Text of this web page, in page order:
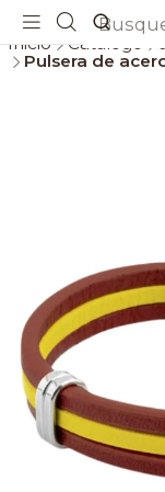
Inicio Catálogo
Pulsera de